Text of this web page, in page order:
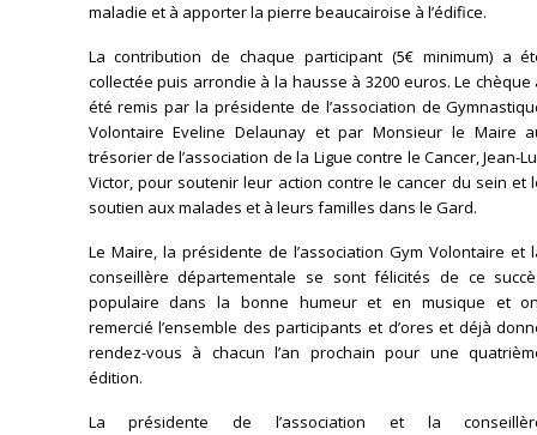
maladie et à apporter la pierre beaucairoise à l’édifice.
La contribution de chaque participant (5€ minimum) a
collectée puis arrondie à la hausse à 3200 euros. Le chèque
été remis par la présidente de l’association de
Volontaire Eveline Delaunay et par Monsieur le Maire
trésorier de l’association de la Ligue contre le Cancer, Jean-
Victor, pour soutenir leur action contre le cancer du sein et
soutien aux malades et à leurs familles dans le Gard.
Le Maire, la présidente de l’association Gym Volontaire et
conseillère départementale se sont félicités de ce
populaire dans la bonne humeur et en musique et
remercié l’ensemble des participants et d’ores et déjà
rendez-vous à chacun l’an prochain pour une
édition.
La présidente de l’association et la